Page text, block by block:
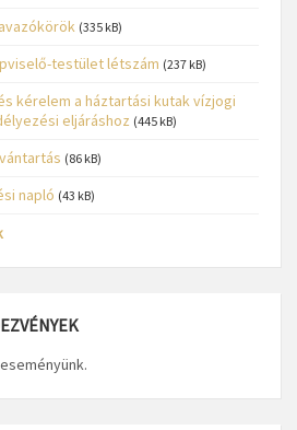
(335 kB)
testület létszám (237 kB)
kérelem a háztartási kutak vízjogi
eljáráshoz (445 kB)
(86 kB)
napló (43 kB)